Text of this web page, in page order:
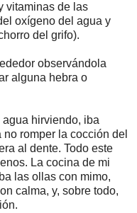
vitaminas de las
oxígeno del agua y
del grifo).
observándola
alguna hebra o
hirviendo, iba
romper la cocción del
al dente. Todo este
La cocina de mi
las ollas con mimo,
calma, y, sobre todo,